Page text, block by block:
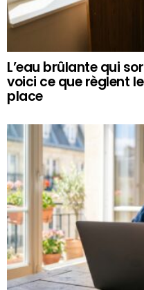
L’eau brûlante qui
voici ce que règlent
place